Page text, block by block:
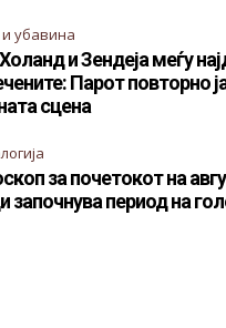
убавина
и Зендеја меѓу
Парот повторно
сцена
за почетокот на
започнува период на